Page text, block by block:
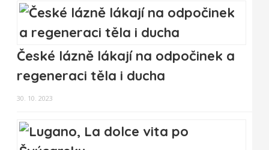
České lázně lákají na odpočinek a
regeneraci těla i ducha
30. 10. 2023